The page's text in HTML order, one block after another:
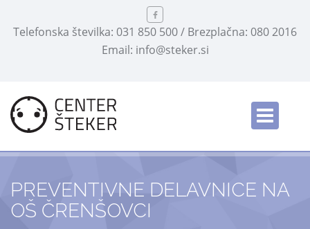
Telefonska številka: 031 850 500 / Brezplačna: 080 2016
Email: info@steker.si
PREVENTIVNE DELAVNICE NA
OŠ ČRENŠOVCI